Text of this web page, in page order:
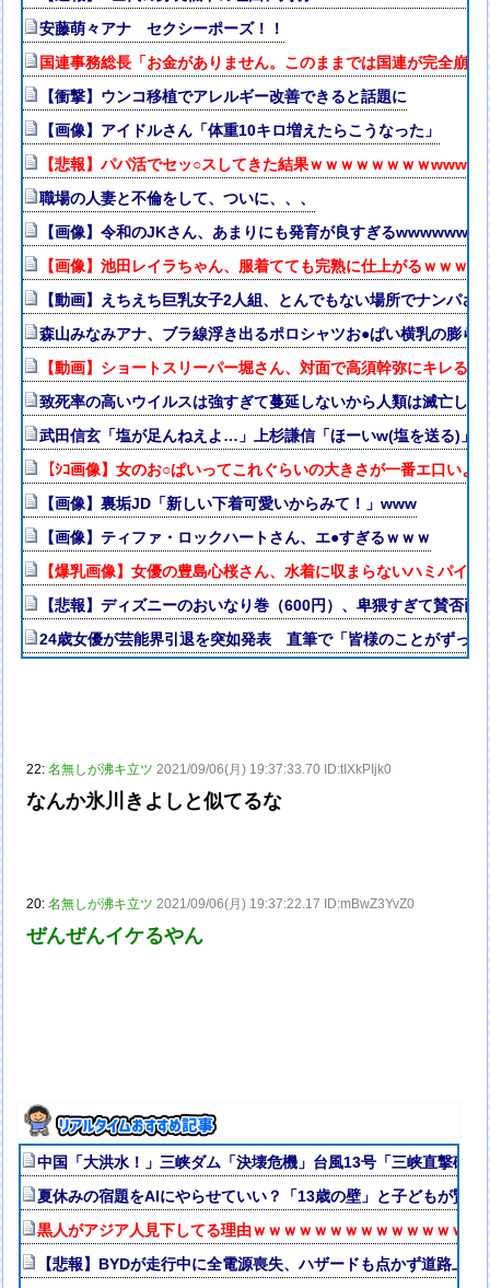
安藤萌々アナ セクシーポーズ！！
国連事務総長「お金がありません。このままでは国連が完全崩
【衝撃】ウンコ移植でアレルギー改善できると話題に
【画像】アイドルさん「体重10キロ増えたらこうなった」
【悲報】パパ活でセッ○スしてきた結果ｗｗｗｗｗｗｗｗwwww
職場の人妻と不倫をして、ついに、、、
【画像】令和のJKさん、あまりにも発育が良すぎる
【画像】池田レイラちゃん、服着てても完熟に仕上がるｗｗｗ
【動画】えちえち巨乳女子2人組、とんでもない場所でナンパ
森山みなみアナ、ブラ線浮き出るポロシャツお●ぱい横乳の膨ら
【動画】ショートスリーパー堀さん、対面で高須幹弥にキレる
致死率の高いウイルスは強すぎて蔓延しないから人類は滅亡しな
武田信玄「塩が足んねえよ…」上杉謙信「ほーいw(塩を送る)」
【ｼｺ画像】女のお○ぱいってこれぐらいの大きさが一番エ口いよ
【画像】裏垢JD「新しい下着可愛いからみて！」www
【画像】ティファ・ロックハートさん、エ●すぎるｗｗｗ
【爆乳画像】女優の豊島心桜さん、水着に収まらないハミパイ
【悲報】ディズニーのおいなり巻（600円）、卑猥すぎて賛否
24歳女優が芸能界引退を突如発表 直筆で「皆様のことがずっと
22:名無しが沸キ立ツ 2021/09/06(月) 19:37:33.70 ID:tIXkPIjk0
なんか氷川きよしと似てるな
20:名無しが沸キ立ツ 2021/09/06(月) 19:37:22.17 ID:mBwZ3YvZ0
ぜんぜんイケるやん
中国「大洪水！」三峡ダム「決壊危機」台風13号「三峡直撃確
夏休みの宿題をAIにやらせていい？「13歳の壁」と子どもが賢く
黒人がアジア人見下してる理由ｗｗｗｗｗｗｗｗｗｗｗｗｗｗｗ
【悲報】BYDが走行中に全電源喪失、ハザードも点かず道路上